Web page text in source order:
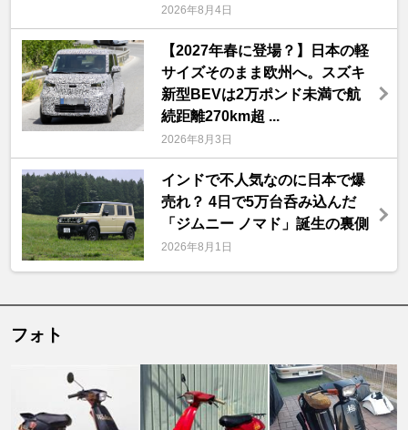
2026年8月4日
【2027年春に登場？】日本の軽
サイズそのまま欧州へ。スズキ
新型BEVは2万ポンド未満で航
続距離270km超 ...
2026年8月3日
インドで不人気なのに日本で爆
売れ？ 4日で5万台呑み込んだ
「ジムニー ノマド」誕生の裏側
2026年8月1日
フォト